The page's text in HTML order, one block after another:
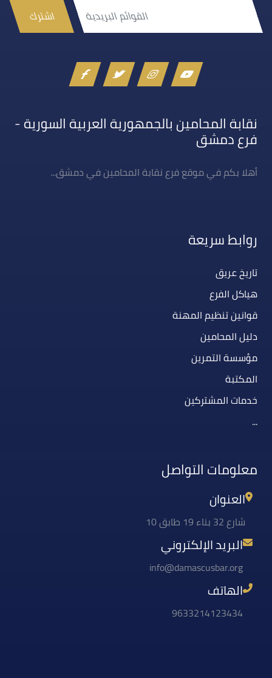
اشترك
نقابة المحامين بالجمهورية العربية السورية -
فرع دمشق
أهلا بكم في موقع فرع نقابة المحامين في دمشق...
روابط سريعة
تاريخ عريق
هياكل الفرع
قوانين تنظيم المهنة
دليل المحامين
مؤسسة التمرين
المكتبة
خدمات المشتركين
...
معلومات التواصل
العنوان
شارع 32 بناء 19 طابق 10
البريد الإلكتروني
info@damascusbar.org
الهاتف
9633214123434